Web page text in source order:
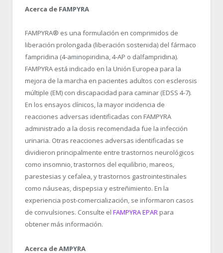
Acerca de FAMPYRA
FAMPYRA® es una formulación en comprimidos de
liberación prolongada (liberación sostenida) del fármaco
fampridina (4-aminopiridina, 4-AP o dalfampridina).
FAMPYRA está indicado en la Unión Europea para la
mejora de la marcha en pacientes adultos con esclerosis
múltiple (EM) con discapacidad para caminar (EDSS 4-7).
En los ensayos clínicos, la mayor incidencia de
reacciones adversas identificadas con FAMPYRA
administrado a la dosis recomendada fue la infección
urinaria. Otras reacciones adversas identificadas se
dividieron principalmente entre trastornos neurológicos
como insomnio, trastornos del equilibrio, mareos,
parestesias y cefalea, y trastornos gastrointestinales
como náuseas, dispepsia y estreñimiento. En la
experiencia post-comercialización, se informaron casos
de convulsiones. Consulte el FAMPYRA EPAR para
obtener más información.
Acerca de AMPYRA